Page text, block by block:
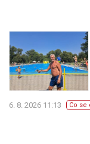
6. 8. 2026 11:13 Co se